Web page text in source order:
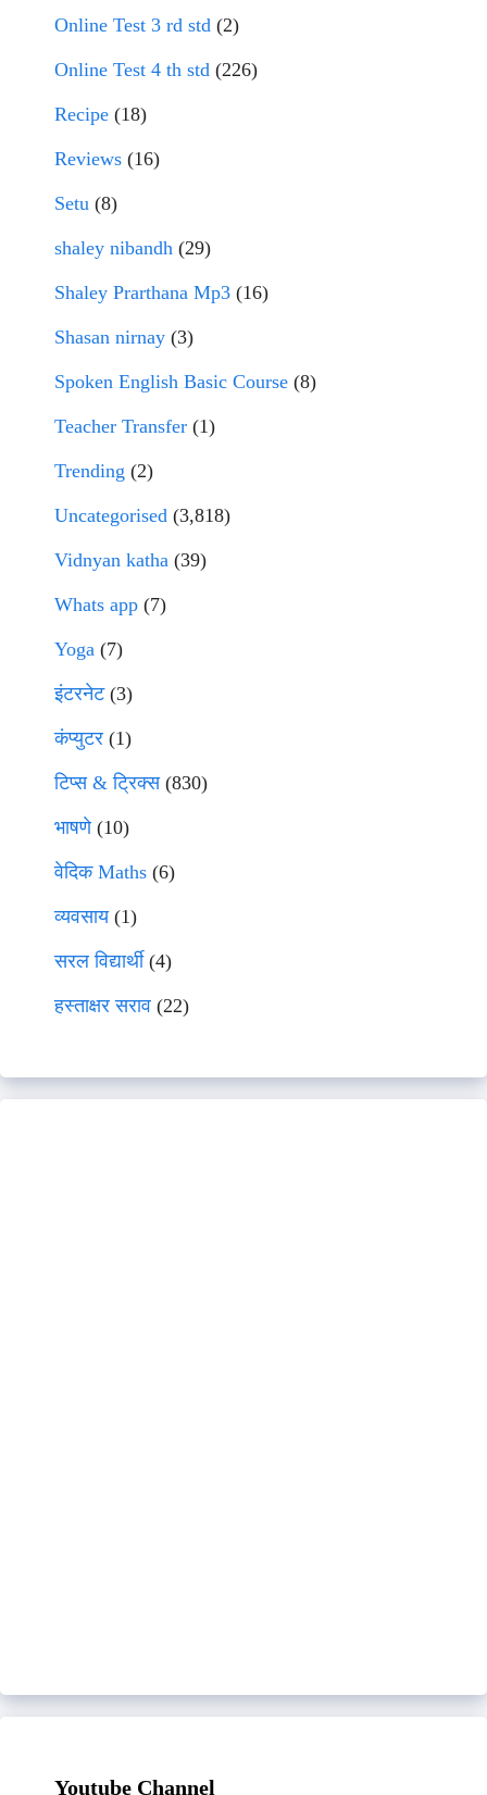
Online Test 3 rd std (2)
Online Test 4 th std (226)
Recipe (18)
Reviews (16)
Setu (8)
shaley nibandh (29)
Shaley Prarthana Mp3 (16)
Shasan nirnay (3)
Spoken English Basic Course (8)
Teacher Transfer (1)
Trending (2)
Uncategorised (3,818)
Vidnyan katha (39)
Whats app (7)
Yoga (7)
इंटरनेट(3)
कंप्युटर (1)
टिप्स & ट्रिक्स(830)
भाषणे(10)
वेदिक Maths (6)
व्यवसाय(1)
सरल विद्यार्थी(4)
हस्ताक्षर सराव (22)
Youtube Channel